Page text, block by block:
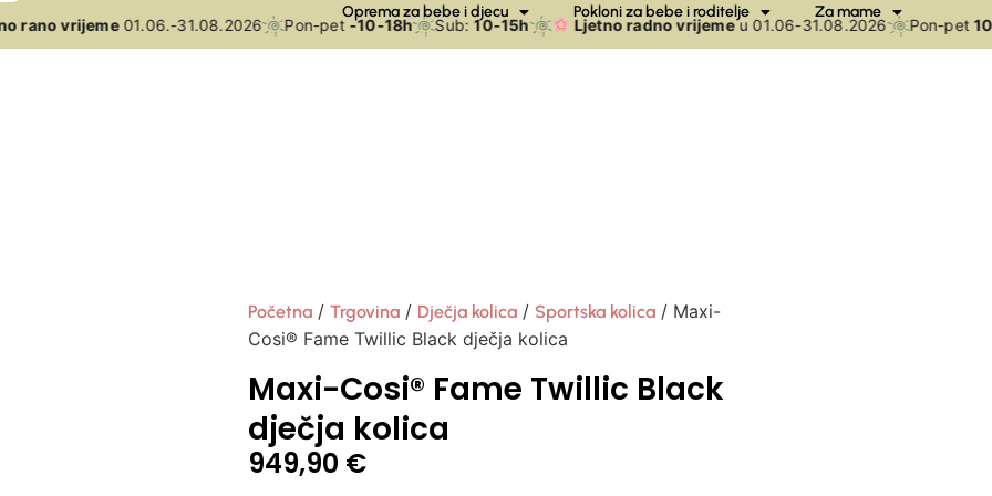
vrijeme01.06.-31.08.2026 Pon-pet-10-18h Sub:10-15h Ljetno radno vrijemeu 01.06-31.08.2026 Pon-pet10-
Oprema za bebe i djecu Pokloni za bebe i roditelje Za mame
Početna / Trgovina / Dječja kolica / Sportska kolica / Maxi-
Cosi® Fame Twillic Black dječja kolica
Maxi-Cosi® Fame Twillic Black
dječja kolica
949,90 €